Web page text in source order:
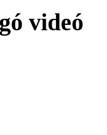
videó